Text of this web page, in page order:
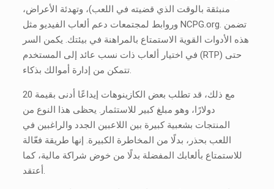
منبثقة بالوقت الذي قضيته في اللعب)، وتهدئة الأعراض،
وروابط لمجتمعات دعم ألعاب الفيديو مثل NCPG.org. تضمن
هذه الأدوات القوية الاستمتاع بالمراهنة في بيئتك. يكمن السر
في اختيار ألعاب ذات نسب عائد إلى المستخدم (RTP) حتى
تتمكن من إدارة أموالك بذكاء.
مع ذلك، قد تطلب بعض الكازينوهات إيداعًا أدنى بقيمة 20
دولارًا، وهو مبلغ كبير للاستثمار. يحظى هذا النوع من
المنتجات بشعبية كبيرة بين اللاعبين الجدد والراغبين في
اللعب بحذر، بدلًا من المخاطرة الكبيرة. إنها طريقة فعّالة
للاستمتاع بألعابك المفضلة بدلًا من خوض شراكة مالية، كما
أعتقد.